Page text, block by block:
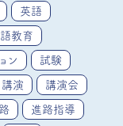
英語
教育
ン 試験
講演 講演会
進路指導